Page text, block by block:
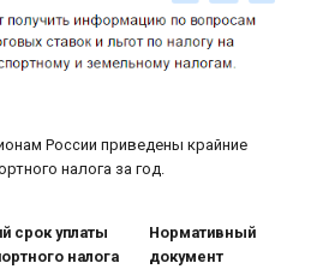
России приведены крайние
налога за год.
срок уплаты
налога
Нормативный
документ